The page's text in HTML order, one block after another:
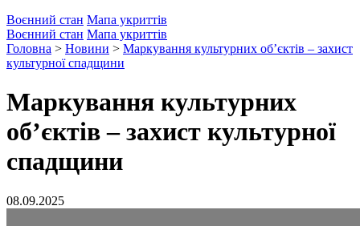
Воєнний стан Мапа укриттів
Воєнний стан Мапа укриттів
Головна > Новини > Маркування культурних об’єктів – захист
культурної спадщини
Маркування культурних
об’єктів – захист культурної
спадщини
08.09.2025